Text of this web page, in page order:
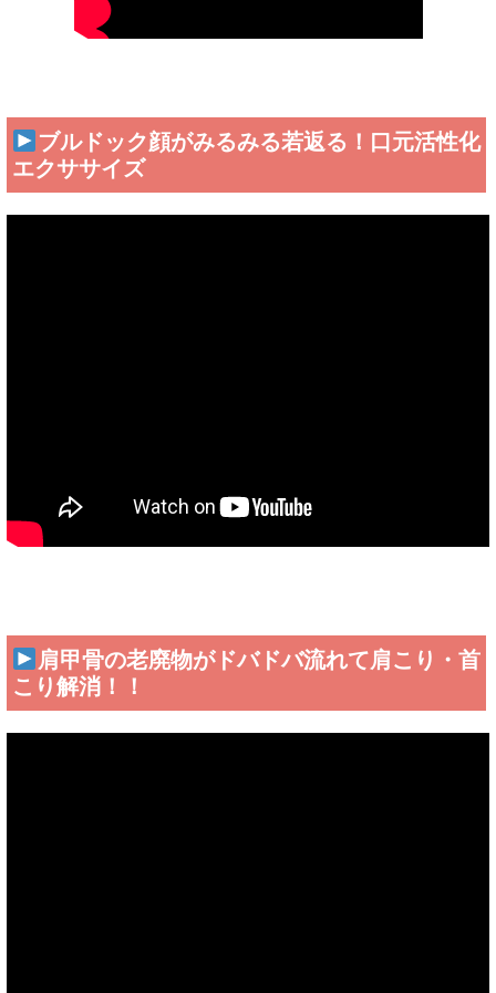
ブルドック顔がみるみる若返る！口元活性化
エクササイズ
肩甲骨の老廃物がドバドバ流れて肩こり・首
こり解消！！